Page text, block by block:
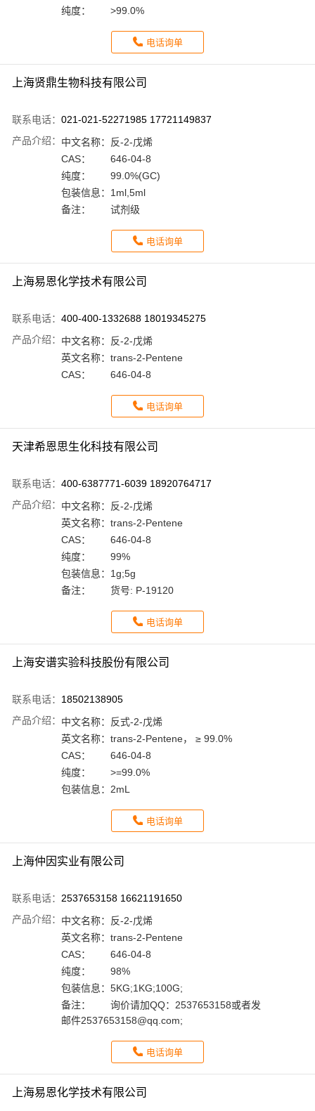
纯度：
>99.0%
电话询单
上海贤鼎生物科技有限公司
联系电话： 021-021-52271985 17721149837
产品介绍： 中文名称： 反-2-戊烯
CAS：
646-04-8
纯度：
99.0%(GC)
包装信息： 1ml,5ml
备注：
试剂级
电话询单
上海易恩化学技术有限公司
联系电话： 400-400-1332688 18019345275
产品介绍： 中文名称： 反-2-戊烯
英文名称： trans-2-Pentene
CAS：
646-04-8
电话询单
天津希恩思生化科技有限公司
联系电话： 400-6387771-6039 18920764717
产品介绍： 中文名称： 反-2-戊烯
英文名称： trans-2-Pentene
CAS：
646-04-8
纯度：
99%
包装信息： 1g;5g
备注：
货号: P-19120
电话询单
上海安谱实验科技股份有限公司
联系电话： 18502138905
产品介绍： 中文名称： 反式-2-戊烯
英文名称： trans-2-Pentene， ≥ 99.0%
CAS：
646-04-8
纯度：
>=99.0%
包装信息： 2mL
电话询单
上海仲因实业有限公司
联系电话： 2537653158 16621191650
产品介绍： 中文名称： 反-2-戊烯
英文名称： trans-2-Pentene
CAS：
646-04-8
纯度：
98%
包装信息： 5KG;1KG;100G;
备注：
询价请加QQ：2537653158或者发
邮件2537653158@qq.com;
电话询单
上海易恩化学技术有限公司